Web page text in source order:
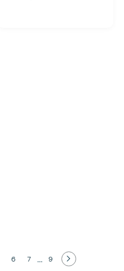
6 7 ... 9